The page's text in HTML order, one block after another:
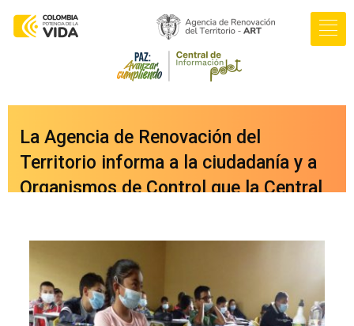
La Agencia de Renovación del
Territorio informa a la ciudadanía y a
Organismos de Control que la Central
una nueva versión integrada a nuestro
portal web
oficialwww.renovacionterritorio.gov.co
/central-pdet, a la cual se puede